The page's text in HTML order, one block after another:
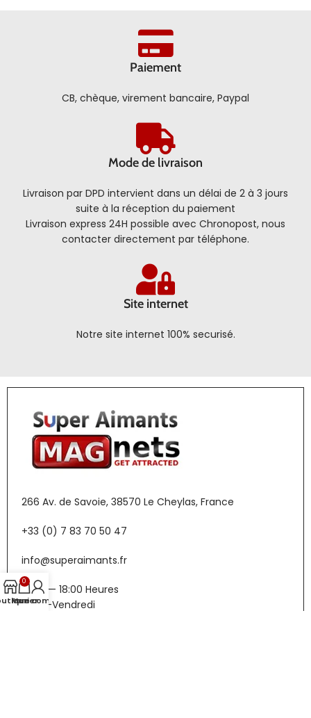
Paiement
CB, chèque, virement bancaire, Paypal
Mode de livraison
Livraison par DPD intervient dans un délai de 2 à 3 jours
suite à la réception du paiement
Livraison express 24H possible avec Chronopost, nous
contacter directement par téléphone.
Site internet
Notre site internet 100% securisé.
266 Av. de Savoie, 38570 Le Cheylas, France
+33 (0) 7 83 70 50 47
info@superaimants.fr
10:00 — 18:00 Heures
Lundi-Vendredi
0
Panier
Mon compte